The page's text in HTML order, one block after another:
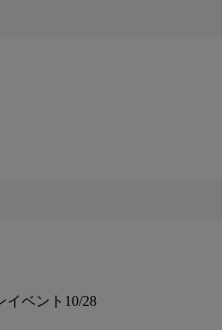
イベント10/28